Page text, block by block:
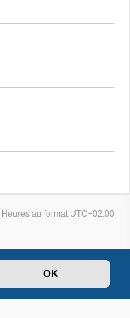
OK
Heures au format UTC+02:00